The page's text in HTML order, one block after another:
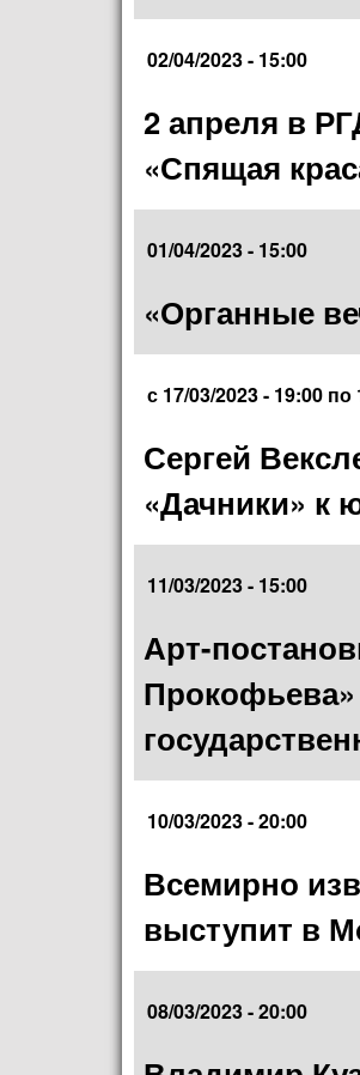
02/04/2023 - 15:00
2 апреля в
«Спящая
01/04/2023 - 15:00
«Органные
с 17/03/2023 - 19:00 по
Сергей
«Дачники» к
11/03/2023 - 15:00
Арт-
Прокофьева»
10/03/2023 - 20:00
Всемирно
выступит в
08/03/2023 - 20:00